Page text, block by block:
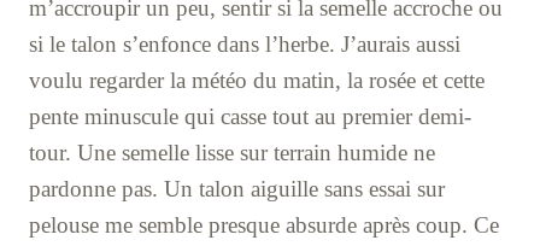
m’accroupir un peu, sentir si la semelle accroche ou
si le talon s’enfonce dans l’herbe. J’aurais aussi
voulu regarder la météo du matin, la rosée et cette
pente minuscule qui casse tout au premier demi-
tour. Une semelle lisse sur terrain humide ne
pardonne pas. Un talon aiguille sans essai sur
pelouse me semble presque absurde après coup. Ce